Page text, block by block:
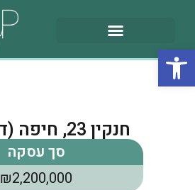
פתח סרגל נגישות
חנקין 23, חיפה (דופלקס)
סך עסקה
₪2,200,000